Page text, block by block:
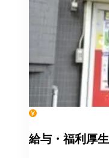
給与・福利厚生